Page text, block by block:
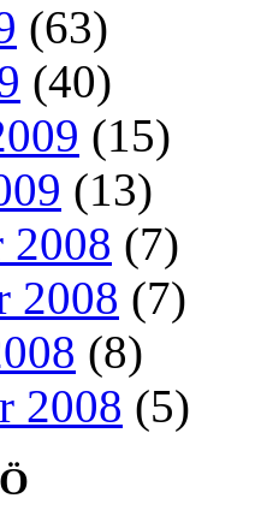
(63)
(40)
(15)
(13)
2008 (7)
2008 (7)
(8)
2008 (5)